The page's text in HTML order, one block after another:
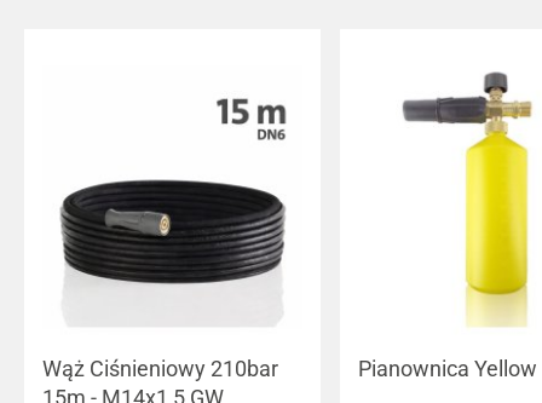
Wąż Ciśnieniowy 210bar
15m - M14x1,5 GW
Pianownica